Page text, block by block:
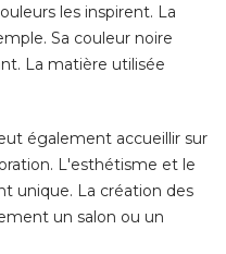
les inspirent. La
Sa couleur noire
La matière utilisée
également accueillir sur
L'esthétisme et le
unique. La création des
un salon ou un